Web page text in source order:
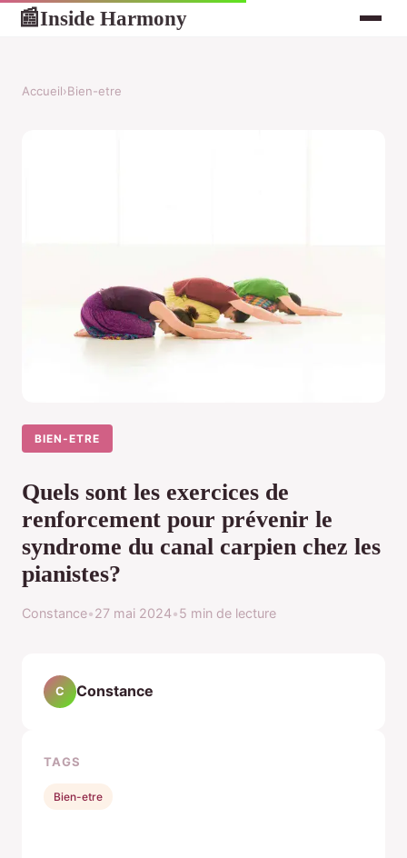
📰Inside Harmony
Accueil›Bien-etre
BIEN-ETRE
Quels sont les exercices de
renforcement pour prévenir le
syndrome du canal carpien chez les
pianistes?
Constance•27 mai 2024•5 min de lecture
C Constance
TAGS
Bien-etre